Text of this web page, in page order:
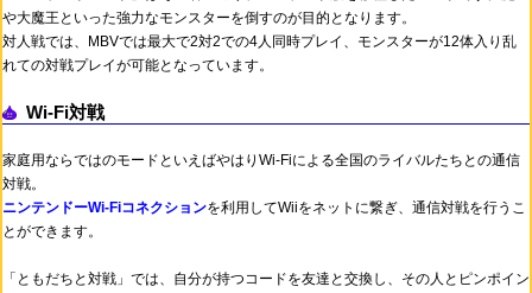
や大魔王といった強力なモンスターを倒すのが目的となります。
対人戦では、MBVでは最大で2対2での4人同時プレイ、モンスターが12体入り乱
れての対戦プレイが可能となっています。
Wi-Fi対戦
家庭用ならではのモードといえばやはりWi-Fiによる全国のライバルたちとの通信
対戦。
ニンテンドーWi-Fiコネクションを利用してWiiをネットに繋ぎ、通信対戦を行うこ
とができます。
「ともだちと対戦」では、自分が持つコードを友達と交換し、その人とピンポイン